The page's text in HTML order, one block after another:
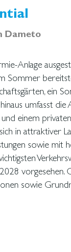
Dameto
vorgesehen.
sowie